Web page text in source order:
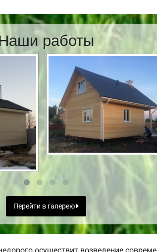
работы
Перейти в галерею